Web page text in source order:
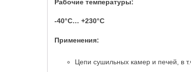
Рабочие температуры:
-40°C… +230°C
Применения:
Цепи сушильных камер и печей, в